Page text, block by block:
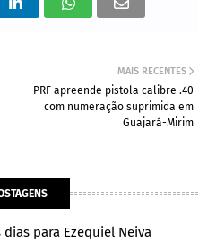
MAIS RECENTES
PRF apreende pistola calibre .40
com numeração suprimida em
Guajará-Mirim
dias para Ezequiel Neiva